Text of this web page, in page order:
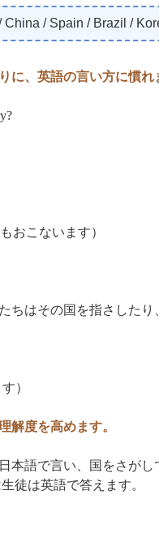
China / Spain / Brazil /
に、英語の言い方に慣れ
おこないます）
ちはその国を指さした
）
解度を高めます。
本語で言い、国をさが
徒は英語で答えます。